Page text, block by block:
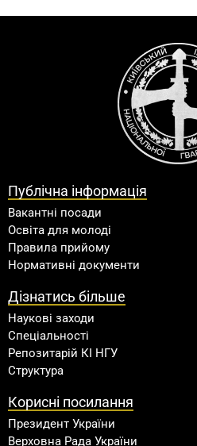
Публічна інформація
Вакантні посади
Освіта для молоді
Правила прийому
Нормативні документи
Дізнатись більше
Наукові заходи
Спеціальності
Репозитарій КІ НГУ
Структура
Корисні посилання
Президент України
Верховна Рада України